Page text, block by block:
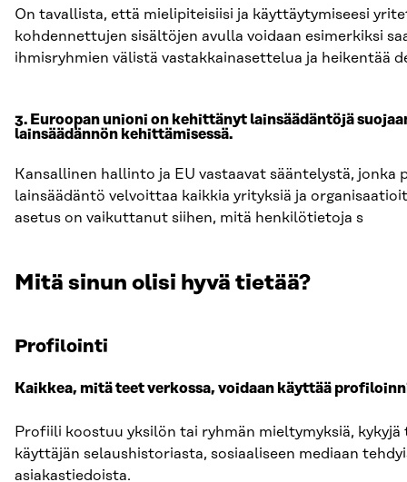
On tavallista, että mielipiteisiisi ja käyttäytymiseesi
kohdennettujen sisältöjen avulla voidaan esimerkiksi
ihmisryhmien välistä vastakkainasettelua ja heikentää
3. Euroopan unioni on kehittänyt lainsäädäntöjä
lainsäädännön kehittämisessä.
Kansallinen hallinto ja EU vastaavat sääntelystä,
lainsäädäntö velvoittaa kaikkia yrityksiä ja
asetus on vaikuttanut siihen, mitä henkilötietoja s
Mitä sinun olisi hyvä tietää?
Profilointi
Kaikkea, mitä teet verkossa, voidaan käyttää
Profiili koostuu yksilön tai ryhmän mieltymyksiä,
käyttäjän selaushistoriasta, sosiaaliseen mediaan
asiakastiedoista.